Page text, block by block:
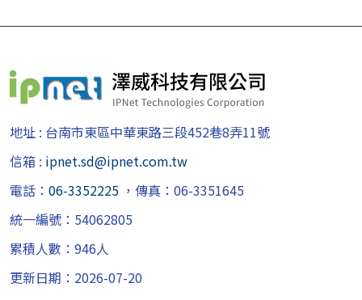
地址 : 台南市東區中華東路三段452巷8弄11號
信箱 : ipnet.sd@ipnet.com.tw
電話： 06-3352225 ，傳真：06-3351645
統一編號：54062805
累積人數： 946人
更新日期： 2026-07-20